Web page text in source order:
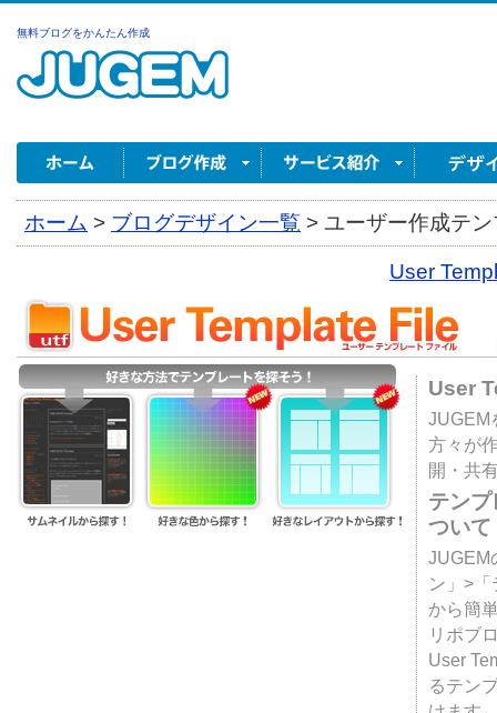
無料ブログをかんたん作成
ホーム > ブログデザイン一覧 > ユーザー作成テ
User
User
JUGEM
方々が
開・共
テン
ついて
JUGEM
ン」>
から簡
リポブ
User
るテン